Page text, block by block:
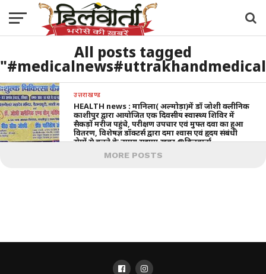
All posts tagged
उत्तराखण्ड
HEALTH news : मानिला( अल्मोड़ा)में डॉ जोशी क्लीनिक
काशीपुर द्वारा आयोजित एक दिवसीय स्वास्थ्य शिविर में
सैकड़ों मरीज पहुंचे, परीक्षण उपचार एवं मुफ्त दवा का हुआ
वितरण, विशेषज्ञ डॉक्टर्स द्वारा दमा श्वास एवं हृदय संबंधी
रोगों से बचने के उपाय सुझाए,खबर @हिलवार्ता
MORE POSTS